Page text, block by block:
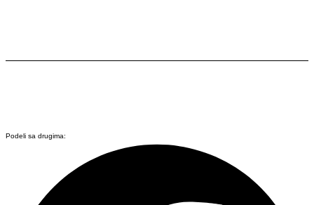
Podeli sa drugima: